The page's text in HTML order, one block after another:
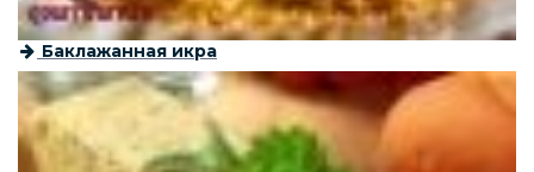
Баклажанная икра